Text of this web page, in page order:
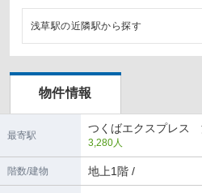
浅草駅の近隣駅から探す
新御徒町駅の店舗物件・貸店舗・テ
本所吾妻橋駅の店舗物件・貸店舗
蔵前駅の店舗物件・貸店舗・テナン
物件情報
最寄駅
つくばエクスプレ
3,280人
階数/建物 地上1階 /